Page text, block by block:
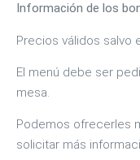
Información de los
Precios válidos salvo
El menú debe ser
mesa.
Podemos ofrecerles
solicitar más